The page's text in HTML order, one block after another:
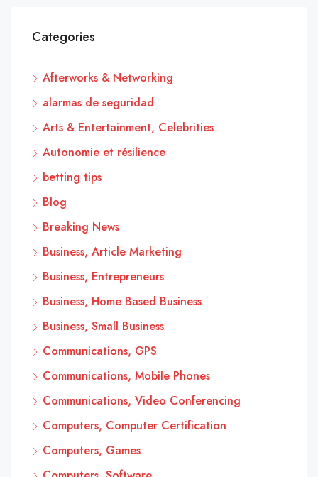
Categories
Afterworks & Networking
alarmas de seguridad
Arts & Entertainment, Celebrities
Autonomie et résilience
betting tips
Blog
Breaking News
Business, Article Marketing
Business, Entrepreneurs
Business, Home Based Business
Business, Small Business
Communications, GPS
Communications, Mobile Phones
Communications, Video Conferencing
Computers, Computer Certification
Computers, Games